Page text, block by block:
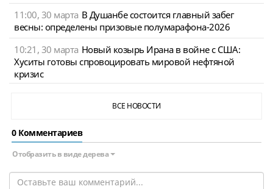
11:00, 30 марта В Душанбе состоится главный забег
весны: определены призовые полумарафона-2026
10:21, 30 марта Новый козырь Ирана в войне с США:
Хуситы готовы спровоцировать мировой нефтяной
кризис
ВСЕ НОВОСТИ
0 Комментариев
Отобразить в виде дерева